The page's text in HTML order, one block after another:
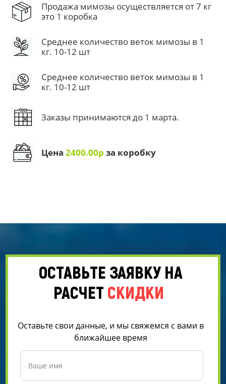
Продажа мимозы осуществляется от 7 кг
это 1 коробка
Среднее количество веток мимозы в 1
кг. 10-12 шт
Среднее количество веток мимозы в 1
кг. 10-12 шт
Заказы принимаются до 1 марта.
Цена2400.00р за коробку
ОСТАВЬТЕ ЗАЯВКУ НА
РАСЧЕТ СКИДКИ
Оставьте свои данные, и мы свяжемся с вами в
ближайшее время